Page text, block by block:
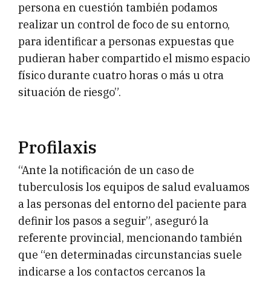
persona en cuestión también podamos
realizar un control de foco de su entorno,
para identificar a personas expuestas que
pudieran haber compartido el mismo espacio
físico durante cuatro horas o más u otra
situación de riesgo”.
Profilaxis
“Ante la notificación de un caso de
tuberculosis los equipos de salud evaluamos
a las personas del entorno del paciente para
definir los pasos a seguir”, aseguró la
referente provincial, mencionando también
que “en determinadas circunstancias suele
indicarse a los contactos cercanos la